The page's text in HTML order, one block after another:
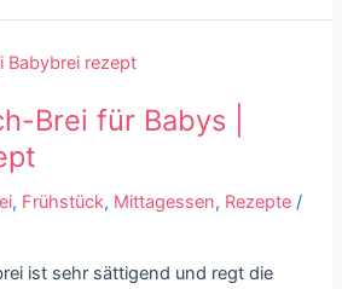
Brei für Babys |
, Frühstück, Mittagessen, Rezepte /
ist sehr sättigend und regt die